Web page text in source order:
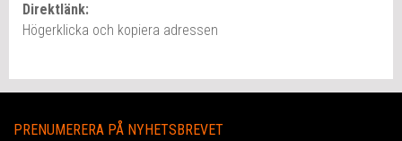
Direktlänk:
Högerklicka och kopiera adressen
PRENUMERERA PÅ NYHETSBREVET